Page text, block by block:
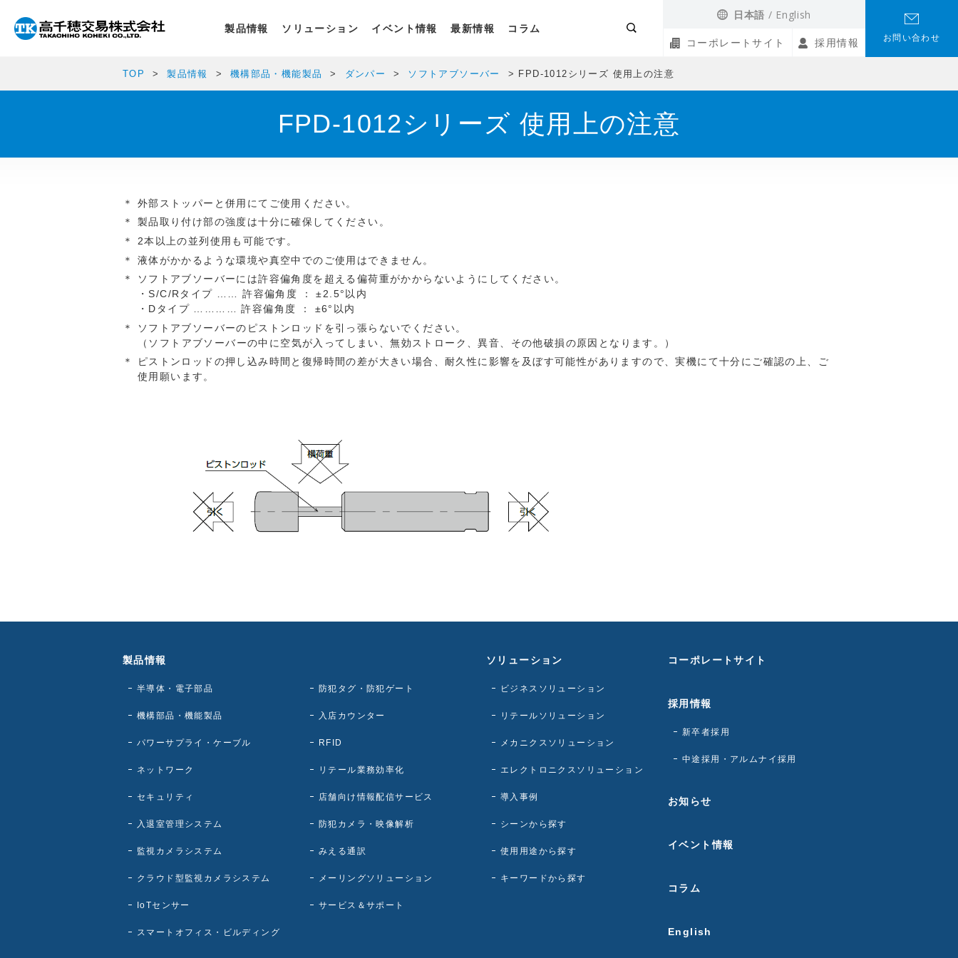
製品情報 ソリューション イベント情報 最新情報 コラム
日本語 English
コーポレートサイト 採用情報 お問い合わせ
TOP 製品情報 機構部品・機能製品 ダンパー ソフトアブソーバー FPD-1012シリーズ 使用上の注意
FPD-1012シリーズ 使用上の注意
外部ストッパーと併用にてご使用ください。
製品取り付け部の強度は十分に確保してください。
2本以上の並列使用も可能です。
液体がかかるような環境や真空中でのご使用はできません。
ソフトアブソーバーには許容偏角度を超える偏荷重がかからないようにしてください。
・S/C/Rタイプ …… 許容偏角度 ： ±2.5°以内
・Dタイプ ………… 許容偏角度 ： ±6°以内
ソフトアブソーバーのピストンロッドを引っ張らないでください。
（ソフトアブソーバーの中に空気が入ってしまい、無効ストローク、異音、その他破損の原因となります。）
ピストンロッドの押し込み時間と復帰時間の差が大きい場合、耐久性に影響を及ぼす可能性がありますので、実機にて十分にご確認の上、ご
使用願います。
製品情報
半導体・電子部品
機構部品・機能製品
パワーサプライ・ケーブル
ネットワーク
セキュリティ
入退室管理システム
監視カメラシステム
クラウド型監視カメラシステム
IoTセンサー
スマートオフィス・ビルディング
防犯タグ・防犯ゲート
入店カウンター
RFID
リテール業務効率化
店舗向け情報配信サービス
防犯カメラ・映像解析
みえる通訳
メーリングソリューション
サービス＆サポート
ソリューション
ビジネスソリューション
リテールソリューション
メカニクスソリューション
エレクトロニクスソリューション
導入事例
シーンから探す
使用用途から探す
キーワードから探す
コーポレートサイト
採用情報
新卒者採用
中途採用・アルムナイ採用
お知らせ
イベント情報
コラム
English